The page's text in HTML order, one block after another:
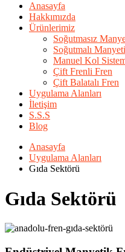
Anasayfa
Hakkımızda
Ürünlerimiz
Soğutmasız
Soğutmalı
Manuel Kol
Çift Frenli Fren
Çift Balatalı Fren
Uygulama Alanları
İletişim
S.S.S
Blog
Anasayfa
Uygulama Alanları
Gıda Sektörü
Gıda Sektörü